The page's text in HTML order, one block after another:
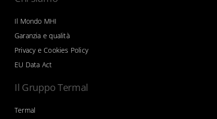
Il Mondo MHI
Garanzia e qualità
Privacy e Cookies Policy
EU Data Act
Il Gruppo Termal
Termal